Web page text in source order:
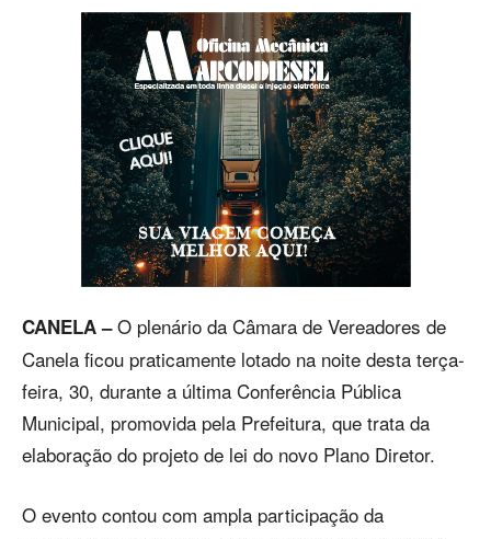
CANELA –O plenário da Câmara de Vereadores de
Canela ficou praticamente lotado na noite desta terça-
feira, 30, durante a última Conferência Pública
Municipal, promovida pela Prefeitura, que trata da
elaboração do projeto de lei do novo Plano Diretor.
O evento contou com ampla participação da